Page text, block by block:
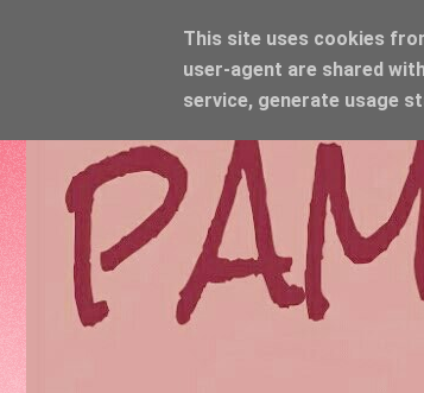
This site uses cookies
user-agent are shared
service, generate usage